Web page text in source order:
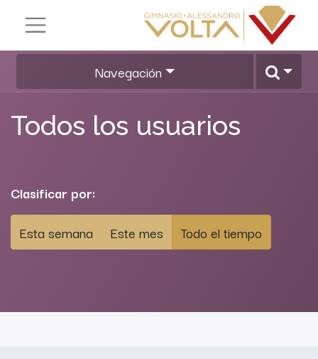
Navegación
Todos los usuarios
Clasificar por:
Esta semana
Este mes Todo el tiempo